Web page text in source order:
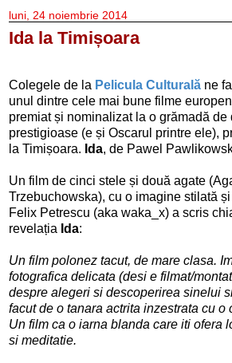
luni, 24 noiembrie 2014
Ida la Timișoara
Colegele de la Pelicula Culturală ne
unul dintre cele mai bune filme
premiat și nominalizat la o grămadă de
prestigioase (e și Oscarul printre ele),
la Timișoara. Ida, de Pawel
Un film de cinci stele și două agate
Trzebuchowska), cu o imagine stilată
Felix Petrescu (aka waka_x) a scris
revelația Ida:
Un film polonez tacut, de mare clasa.
fotografica delicata (desi e filmat/
despre alegeri si descoperirea sinelui
facut de o tanara actrita inzestrata cu o
Un film ca o iarna blanda care iti ofera
si meditatie.